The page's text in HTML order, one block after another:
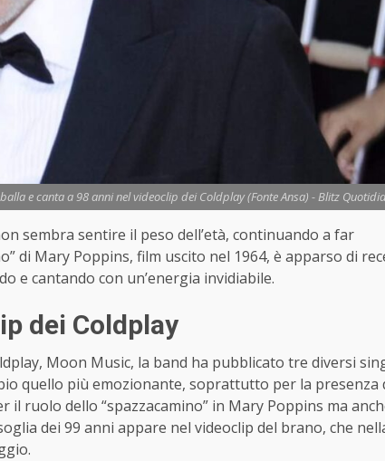
e canta a 98 anni nel videoclip dei Coldplay (Fonte Ansa) - Blitz
sembra sentire il peso dell’età, continuando a far
di Mary Poppins, film uscito nel 1964, è apparso di
e cantando con un’energia invidiabile.
dei Coldplay
Moon Music, la band ha pubblicato tre diversi
quello più emozionante, soprattutto per la presenza
il ruolo dello “spazzacamino” in Mary Poppins ma
dei 99 anni appare nel videoclip del brano, che